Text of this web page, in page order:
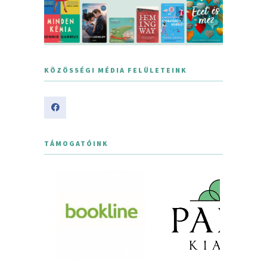
KÖZÖSSÉGI MÉDIA FELÜLETEINK
TÁMOGATÓINK